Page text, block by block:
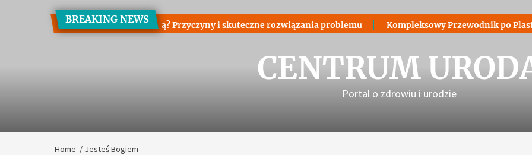
BREAKING NEWS
przedłużane włosy wypadają? Przyczyny i skuteczne rozwiązania problemu Kompleksowy Przewodnik po
CENTRUM
Portal o zdrowiu i urodzie
Home Jesteś Bogiem